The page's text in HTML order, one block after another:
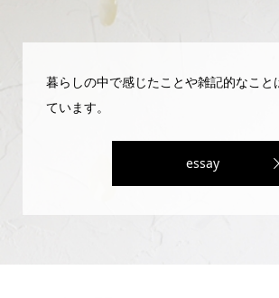
暮らしの中で感じたことや雑記的なこと
ています。
essay